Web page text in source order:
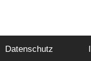
Datenschutz